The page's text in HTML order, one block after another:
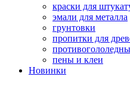
краски для
эмали для металла
грунтовки
пропитки для
пены и клеи
Новинки